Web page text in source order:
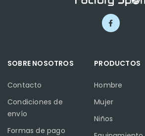
SOBRE NOSOTROS
Contacto
Condiciones de
envío
Formas de pago
PRODUCTOS
Hombre
Mujer
Niños